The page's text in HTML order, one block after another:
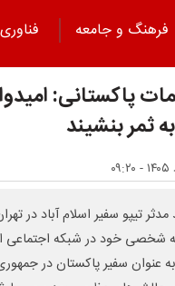
فرهنگ و جامعه
فناوری
پاکستانی:
ثمر بنشیند
تیپو سفیر اسلام آباد در
شخصی خود در شبکه اجتماعی
عنوان سفیر پاکستان در